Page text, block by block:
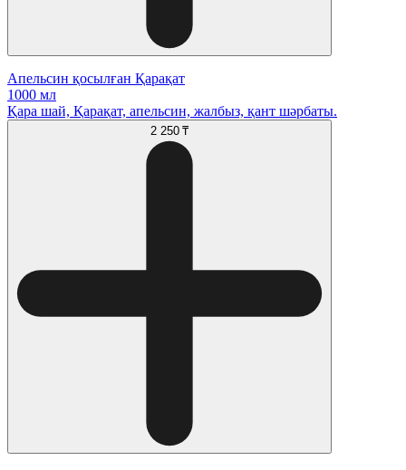
Апельсин қосылған Қарақат
1000 мл
Қара шай, Қарақат, апельсин, жалбыз, қант шәрбаты.
2 250 ₸